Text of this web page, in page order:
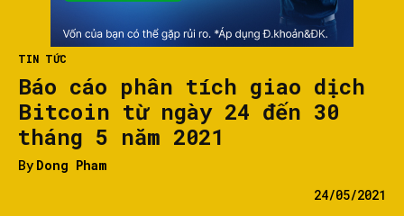
TIN TỨC
Báo cáo phân tích giao dịch
Bitcoin từ ngày 24 đến 30
tháng 5 năm 2021
By Dong Pham
24/05/2021